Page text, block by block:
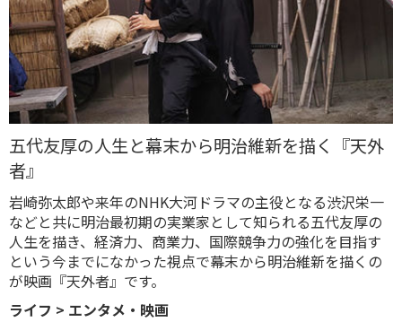
五代友厚の人生と幕末から明治維新を描く『天外
者』
岩崎弥太郎や来年のNHK大河ドラマの主役となる渋沢栄一
などと共に明治最初期の実業家として知られる五代友厚の
人生を描き、経済力、商業力、国際競争力の強化を目指す
という今までになかった視点で幕末から明治維新を描くの
が映画『天外者』です。
ライフ > エンタメ・映画